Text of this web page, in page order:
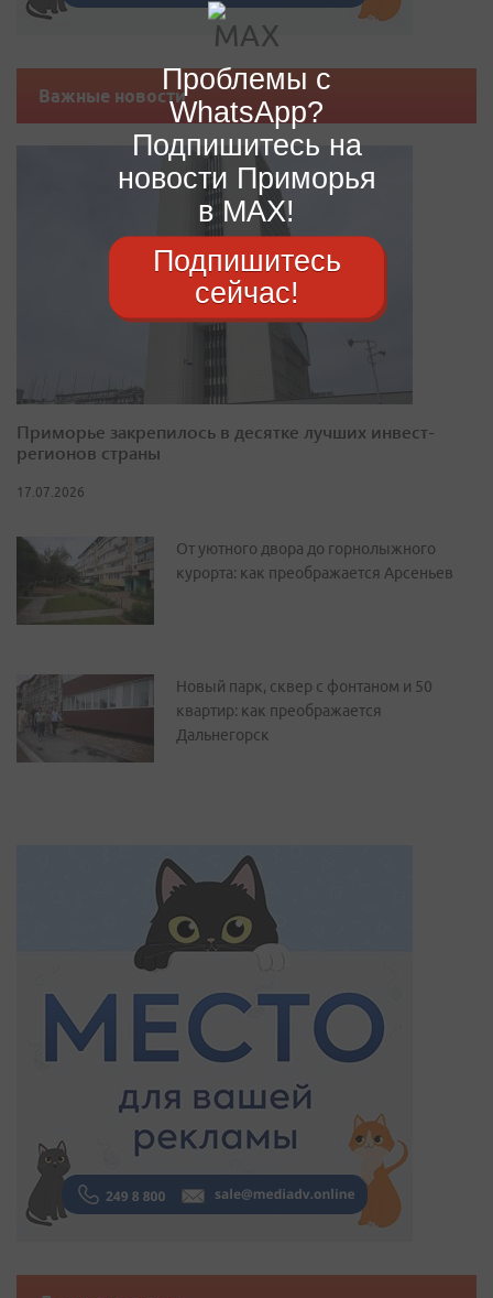
Важные новости
Приморье закрепилось в десятке лучших инвест-
регионов страны
17.07.2026
От уютного двора до горнолыжного
курорта: как преображается Арсеньев
Новый парк, сквер с фонтаном и 50
квартир: как преображается
Дальнегорск
Проблемы с
WhatsApp?
Подпишитесь на
новости Приморья
в MAX!
Подпишитесь
сейчас!